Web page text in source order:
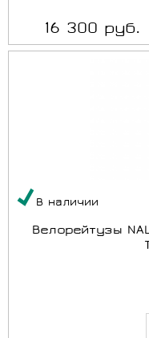
16 300 руб.
В наличии
Велорейтузы